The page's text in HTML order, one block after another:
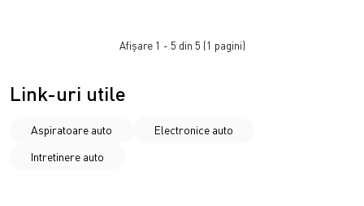
Afişare 1 - 5 din 5 (1 pagini)
Link-uri utile
Aspiratoare auto
Electronice auto
Intretinere auto